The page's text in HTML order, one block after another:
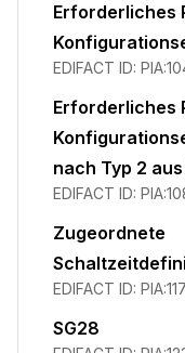
Erforderliches
EDIFACT ID:
Erforderliches
nach Typ 2 aus
EDIFACT ID:
Zugeordnete
EDIFACT ID:
SG28